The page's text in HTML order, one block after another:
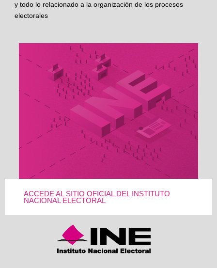
y todo lo relacionado a la organización de los procesos
electorales
ACCEDE AL SITIO OFICIAL DEL INSTITUTO
NACIONAL ELECTORAL